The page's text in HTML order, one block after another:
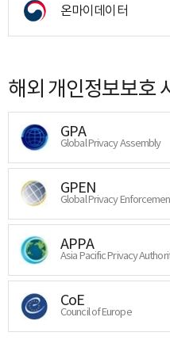
온마이데이터
해외 개인정보보호
GPA
Global Privacy Assembly
GPEN
Global Privacy
APPA
Asia Pacific Privacy
CoE
Council of Europe